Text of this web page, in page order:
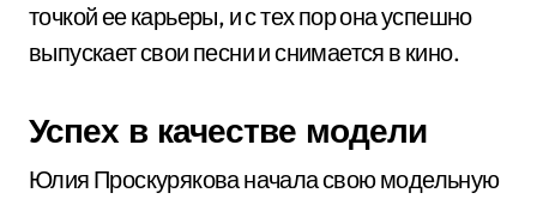
точкой ее карьеры, и с тех пор она успешно
выпускает свои песни и снимается в кино.
Успех в качестве модели
Юлия Проскурякова начала свою модельную